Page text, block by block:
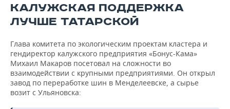
КАЛУЖСКАЯ ПОДДЕРЖКА
ЛУЧШЕ ТАТАРСКОЙ
Глава комитета по экологическим проектам кластера и
гендиректор калужского предприятия «Бонус-Кама»
Михаил Макаров посетовал на сложности во
взаимодействии с крупными предприятиями. Он открыл
завод по переработке шин в Менделеевске, а сырье
возит с Ульяновска: